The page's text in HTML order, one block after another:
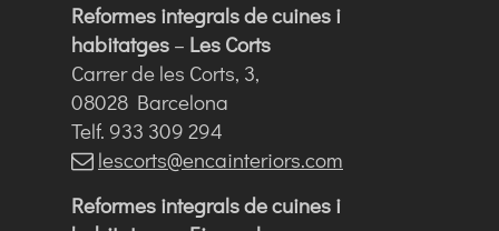
Reformes integrals de cuines i
habitatges – Les Corts
Carrer de les Corts, 3,
08028 Barcelona
Telf. 933 309 294
lescorts@encainteriors.com
Reformes integrals de cuines i